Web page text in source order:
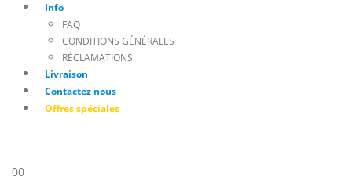
Info
FAQ
CONDITIONS GÉNÉRALES
RÉCLAMATIONS
Livraison
Contactez nous
Offres spéciales
00